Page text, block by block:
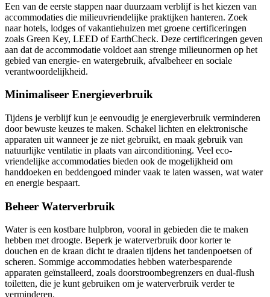
Een van de eerste stappen naar duurzaam verblijf is het kiezen van
accommodaties die milieuvriendelijke praktijken hanteren. Zoek
naar hotels, lodges of vakantiehuizen met groene certificeringen
zoals Green Key, LEED of EarthCheck. Deze certificeringen geven
aan dat de accommodatie voldoet aan strenge milieunormen op het
gebied van energie- en watergebruik, afvalbeheer en sociale
verantwoordelijkheid.
Minimaliseer Energieverbruik
Tijdens je verblijf kun je eenvoudig je energieverbruik verminderen
door bewuste keuzes te maken. Schakel lichten en elektronische
apparaten uit wanneer je ze niet gebruikt, en maak gebruik van
natuurlijke ventilatie in plaats van airconditioning. Veel eco-
vriendelijke accommodaties bieden ook de mogelijkheid om
handdoeken en beddengoed minder vaak te laten wassen, wat water
en energie bespaart.
Beheer Waterverbruik
Water is een kostbare hulpbron, vooral in gebieden die te maken
hebben met droogte. Beperk je waterverbruik door korter te
douchen en de kraan dicht te draaien tijdens het tandenpoetsen of
scheren. Sommige accommodaties hebben waterbesparende
apparaten geïnstalleerd, zoals doorstroombegrenzers en dual-flush
toiletten, die je kunt gebruiken om je waterverbruik verder te
verminderen.